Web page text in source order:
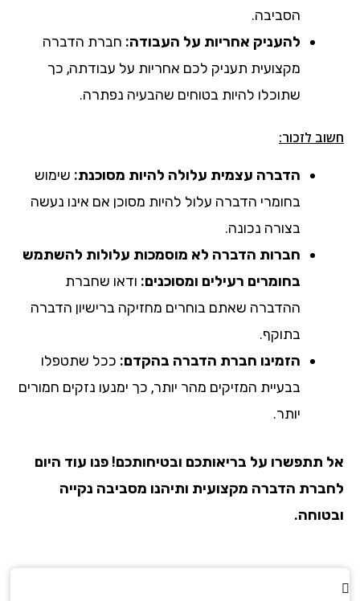
הסביבה.
להעניק אחריות על העבודה: חברת הדברה
מקצועית תעניק לכם אחריות על עבודתה, כך
שתוכלו להיות בטוחים שהבעיה נפתרה.
חשוב לזכור:
הדברה עצמית עלולה להיות מסוכנת: שימוש
בחומרי הדברה עלול להיות מסוכן אם אינו נעשה
בצורה נכונה.
חברות הדברה לא מוסמכות עלולות להשתמש
בחומרים רעילים ומסוכנים: ודאו שחברת
ההדברה שאתם בוחרים מחזיקה ברישיון הדברה
בתוקף.
הזמינו חברת הדברה בהקדם: ככל שתטפלו
בבעיית המזיקים מהר יותר, כך ימנעו נזקים חמורים
יותר.
אל תתפשרו על בריאותכם ובטיחותכם! פנו עוד היום
לחברת הדברה מקצועית ותיהנו מסביבה נקייה
ובטוחה.